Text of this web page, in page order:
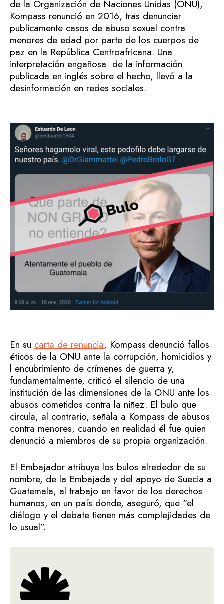
de la Organización de Naciones Unidas (ONU),
Kompass renunció en 2016, tras denunciar
publicamente casos de abuso sexual contra
menores de edad por parte de los cuerpos de
paz en la República Centroafricana. Una
interpretación engañosa de la información
publicada en inglés sobre el hecho, llevó a la
desinformación en redes sociales.
En su carta de renuncia, Kompass denunció fallos
éticos de la ONU ante la corrupción, homicidios y
l encubrimiento de crímenes de guerra y,
fundamentalmente, criticó el silencio de una
institución de las dimensiones de la ONU ante los
abusos cometidos contra la niñez. El bulo que
circula, al contrario, señala a Kompass de abusos
contra menores, cuando en realidad él fue quien
denunció a miembros de su propia organización.
El Embajador atribuye los bulos alrededor de su
nombre, de la Embajada y del apoyo de Suecia a
Guatemala, al trabajo en favor de los derechos
humanos, en un país donde, aseguró, que “el
diálogo y el debate tienen más complejidades de
lo usual”.